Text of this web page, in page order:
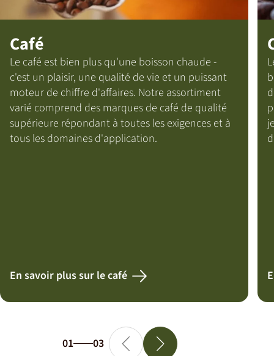
Café
Le café est bien plus qu'une boisson chaude -
c'est un plaisir, une qualité de vie et un puissant
moteur de chiffre d'affaires. Notre assortiment
varié comprend des marques de café de qualité
supérieure répondant à toutes les exigences et à
tous les domaines d'application.
En savoir plus sur le café
01 03